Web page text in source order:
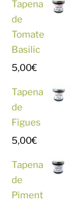
Tapena
de
Tomate
Basilic
5,00€
Tapena
de
Figues
5,00€
Tapena
de
Piment